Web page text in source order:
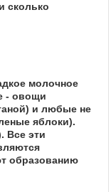
сколько
молочное
- овощи
и любые не
яблоки).
Все эти
образованию